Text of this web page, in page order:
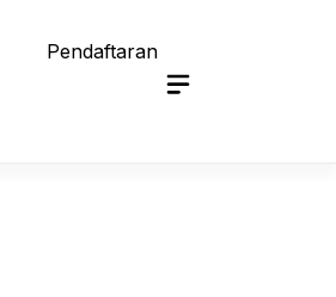
Pendaftaran